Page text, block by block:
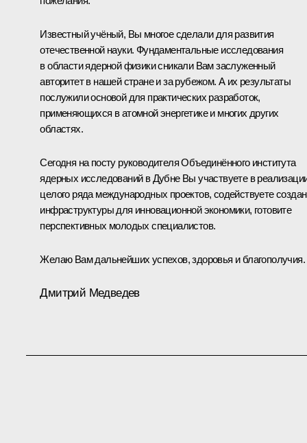
Известный учёный, Вы многое сделали для развития
отечественной науки. Фундаментальные исследования
в области ядерной физики сникали Вам заслуженный
авторитет в нашей стране и за рубежом. А их результаты
послужили основой для практических разработок,
применяющихся в атомной энергетике и многих других
областях.
Сегодня на посту руководителя Объединённого института
ядерных исследований в Дубне Вы участвуете в
целого ряда международных проектов, содействуете
инфраструктуры для инновационной экономики, готовите
перспективных молодых специалистов.
Желаю Вам дальнейших успехов, здоровья и благополучия.
Дмитрий Медведев